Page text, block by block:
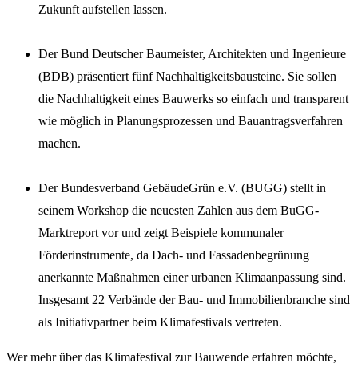
Zukunft aufstellen lassen.
Der Bund Deutscher Baumeister, Architekten und Ingenieure
(BDB) präsentiert fünf Nachhaltigkeitsbausteine. Sie sollen
die Nachhaltigkeit eines Bauwerks so einfach und transparent
wie möglich in Planungsprozessen und Bauantragsverfahren
machen.
Der Bundesverband GebäudeGrün e.V. (BUGG) stellt in
seinem Workshop die neuesten Zahlen aus dem BuGG-
Marktreport vor und zeigt Beispiele kommunaler
Förderinstrumente, da Dach- und Fassadenbegrünung
anerkannte Maßnahmen einer urbanen Klimaanpassung sind.
Insgesamt 22 Verbände der Bau- und Immobilienbranche sind
als Initiativpartner beim Klimafestivals vertreten.
Wer mehr über das Klimafestival zur Bauwende erfahren möchte,